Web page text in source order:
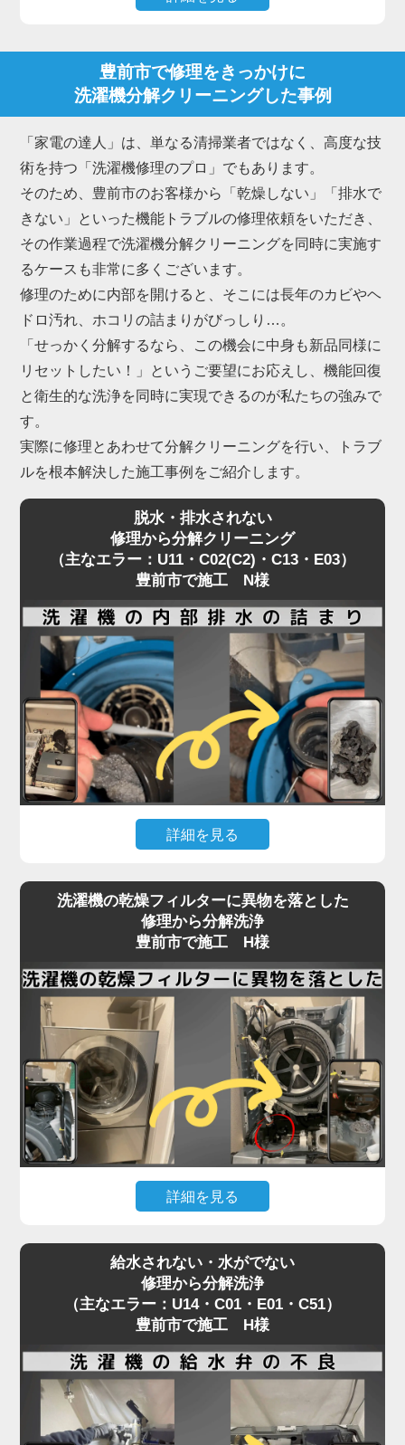
香りが戻った」と多くの喜びの声をいただいていま
「乾燥時間が長くなった」「乾かない・生乾きにな
る」「乾燥中にエラーで止まる」といったトラブル
これらは内部のダクトや熱交換器にホコリが詰まる
ことが主な原因で、放置すると故障に繋がります。
また、排水ホース内部に繊維くずやヘドロ状の汚れ
が溜まり、「排水されない」「排水エラーが出る」
という不具合も豊前市で急増しています。
これらは構造上、ご家庭でのお手入れには限界があ
るため、プロによる洗濯機分解クリーニングが不可
欠です。
「家電の達人」では、豊前市にて数多くの洗濯機分
解クリーニングを行い、内部の深刻な詰まりを解消
もちろん、ドラム特有の嫌なニオイや黒カビも一
掃。
豊前市で修理をきっかけに
洗濯機分解クリーニングした事例
「家電の達人」は、単なる清掃業者ではなく、高度な技
術を持つ「洗濯機修理のプロ」でもあります。
そのため、豊前市のお客様から「乾燥しない」「排水で
きない」といった機能トラブルの修理依頼をいただき、
その作業過程で洗濯機分解クリーニングを同時に実施す
るケースも非常に多くございます。
修理のために内部を開けると、そこには長年のカビやヘ
ドロ汚れ、ホコリの詰まりがびっしり…。
「せっかく分解するなら、この機会に中身も新品同様に
リセットしたい！」というご要望にお応えし、機能回復
と衛生的な洗浄を同時に実現できるのが私たちの強みで
す。
実際に修理とあわせて分解クリーニングを行い、トラブ
ルを根本解決した施工事例をご紹介します。
脱水・排水されない
修理から分解クリーニング
（主なエラー：U11・C02(C2)・C13・E03）
豊前市で施工 N様
詳細を見る
ったトラブルは、豊前市のお客様から最も多く寄せ
られるご相談の一つです。
実はこれ、機械の故障ではなく「洗濯機内部の排水
経路」にヘドロや繊維くずが詰まっていることが大
半なのをご存知でしょうか？
この詰まりは、市販のクリーナーや外部からの掃除
では届かない場所で発生しているため、解決には
「分解」が不可欠です。
「家電の達人」では、修理として内部を分解し、詰
まりの原因を物理的に除去。
その際、同時に洗濯槽裏側のカビ汚れまで一掃する
洗濯機分解クリーニングを実施します。
エラーの根本解決だけでなく、衛生面も劇的に改善
る方が非常に多い施工事例です。
洗濯機の乾燥フィルターに異物を落とした
修理から分解洗浄
豊前市で施工 H様
詳細を見る
てしまった！」というアクシデント。
豊前市でも頻繁にご依頼いただく案件です。
焦って棒などで取ろうとするとさらに奥へ入り込
がるため、絶対に放置は厳禁です。
この場合、安全に異物を取り出すためには本体の分
解作業が必須となります。
そこで私たちは、単なる救出作業だけでなく、同時
給水されない・水がでない
修理から分解洗浄
（主なエラー：U14・C01・E01・C51）
豊前市で施工 H様